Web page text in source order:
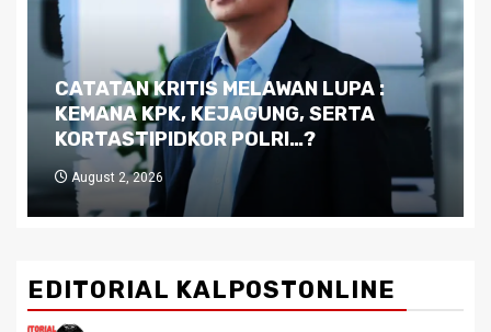
Dilema Kaltim di Tengah Krisis:
Kutukan Sumber Daya Alam dan
Pemimpin yang Tak Kreatif
July 29, 2026
EDITORIAL KALPOSTONLINE